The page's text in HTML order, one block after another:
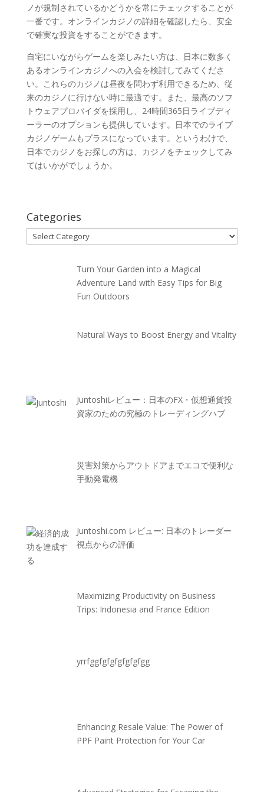
ノが規制されているかどうかを常にチェックすることが
一番です。オンラインカジノの詳細を確認したら、安全
で確実な投資をすることができます。
自宅にいながらゲームを楽しみたい方は、日本に数多く
あるオンラインカジノへの入会を検討してみてくださ
い。これらのカジノは昼夜を問わず利用できるため、従
来のカジノに行けない時に最適です。また、最高のソフ
トウェアプロバイダを採用し、24時間365日ライブディ
ーラーのオプションも提供しています。日本でのライブ
カジノゲームもプラスになっています。というわけで、
日本でカジノをお探しの方は、カジノをチェックしてみ
てはいかがでしょうか。
Categories
Categories
Turn Your Garden into a Magical
Adventure Land with Easy Tips for Big
Fun Outdoors
Natural Ways to Boost Energy and Vitality
Juntoshiレビュー：日本のFX・仮想通貨投
資家のための究極のトレーディングハブ
災害対策からアウトドアまでエコで便利な
手動発電機
Juntoshi.com レビュー: 日本のトレーダー
視点からの評価
Maximizing Productivity on Business
Trips: Indonesia and France Edition
yrrfggfgfgfgfgfgfgg
Enhancing Resale Value: The Power of
PPF Paint Protection for Your Car